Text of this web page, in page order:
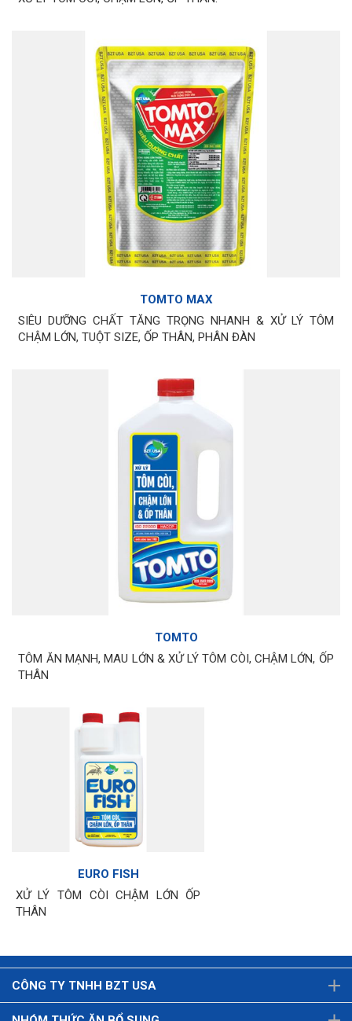
TOMTO MAX
SIÊU DƯỠNG CHẤT TĂNG TRỌNG NHANH & XỬ LÝ TÔM
CHẬM LỚN, TUỘT SIZE, ỐP THÂN, PHÂN ĐÀN
TOMTO
TÔM ĂN MẠNH, MAU LỚN & XỬ LÝ TÔM CÒI, CHẬM LỚN, ỐP
THÂN
EURO FISH
XỬ LÝ TÔM CÒI CHẬM LỚN ỐP
THÂN
CÔNG TY TNHH BZT USA